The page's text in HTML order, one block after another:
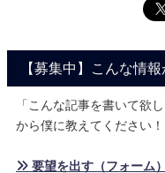
【募集中】こんな情
「こんな記事を書いて欲
から僕に教えてください！
» 要望を出す（フォーム）